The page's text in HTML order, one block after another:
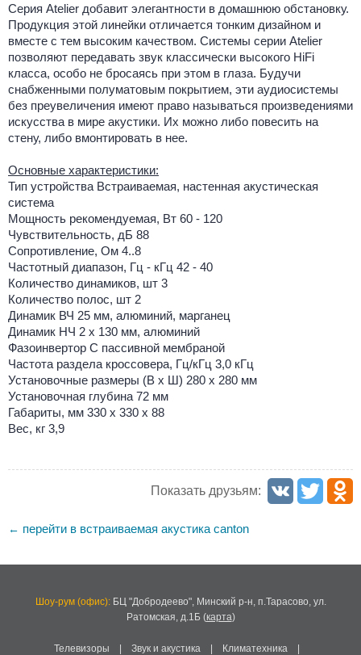
Серия Atelier добавит элегантности в домашнюю обстановку.
Продукция этой линейки отличается тонким дизайном и
вместе с тем высоким качеством. Системы серии Atelier
позволяют передавать звук классически высокого HiFi
класса, особо не бросаясь при этом в глаза. Будучи
снабженными полуматовым покрытием, эти аудиосистемы
без преувеличения имеют право называться произведениями
искусства в мире акустики. Их можно либо повесить на
стену, либо вмонтировать в нее.
Основные характеристики:
Тип устройства Встраиваемая, настенная акустическая
система
Мощность рекомендуемая, Вт 60 - 120
Чувствительность, дБ 88
Сопротивление, Ом 4..8
Частотный диапазон, Гц - кГц 42 - 40
Количество динамиков, шт 3
Количество полос, шт 2
Динамик ВЧ 25 мм, алюминий, марганец
Динамик НЧ 2 x 130 мм, алюминий
Фазоинвертор С пассивной мембраной
Частота раздела кроссовера, Гц/кГц 3,0 кГц
Установочные размеры (В х Ш) 280 х 280 мм
Установочная глубина 72 мм
Габариты, мм 330 x 330 x 88
Вес, кг 3,9
Показать друзьям:
← перейти в встраиваемая акустика canton
Шоу-рум (офис):БЦ "Добродеево", Минский р-н, п.Тарасово, ул.
Ратомская, д.1Б(карта)
Телевизоры Звук и акустика Климатехника